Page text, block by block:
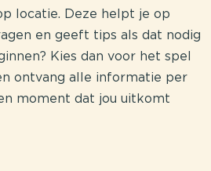
locatie. Deze helpt je op
en geeft tips als dat nodig
Kies dan voor het spel
ontvang alle informatie per
moment dat jou uitkomt